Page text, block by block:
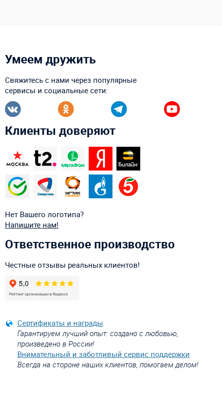
Умеем дружить
Свяжитесь с нами через популярные
сервисы и социальные сети:
Клиенты доверяют
Нет Вашего логотипа?
Напишите нам!
Ответственное производство
Честные отзывы реальных клиентов!
Сертификаты и награды
Гарантируем лучший опыт: создано с любовью,
произведено в России!
Внимательный и заботливый сервис поддержки
Всегда на стороне наших клиентов, помогаем делом!